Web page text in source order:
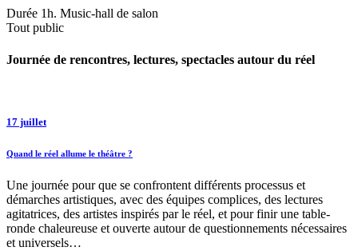
Durée 1h. Music-hall de salon
Tout public
Journée de rencontres, lectures, spectacles autour du réel
17 juillet
Quand le réel allume le théâtre ?
Une journée pour que se confrontent différents processus et
démarches artistiques, avec des équipes complices, des lectures
agitatrices, des artistes inspirés par le réel, et pour finir une table-
ronde chaleureuse et ouverte autour de question­nements nécessaires
et universels…